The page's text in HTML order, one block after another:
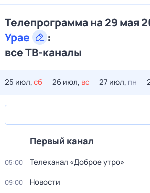
Телепрограмма на 29 мая
Урае
:
все ТВ-каналы
25 июл,сб 26 июл, вс 27 июл, пн
Первый канал
05:00 Телеканал «Доброе утро»
09:00 Новости